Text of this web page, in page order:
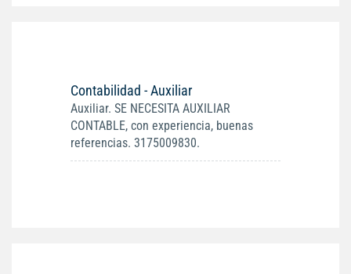
Contabilidad - Auxiliar
Auxiliar. SE NECESITA AUXILIAR
CONTABLE, con experiencia, buenas
referencias. 3175009830.